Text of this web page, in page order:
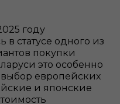
году
в статусе одного из
покупки
это особенно
европейских
и японские